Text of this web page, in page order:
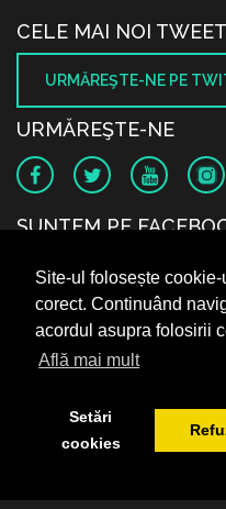
Site-ul folosește
corect. Continuând
acordul asupra folosirii
Află mai mult
Setări
cookies
CELE MAI NOI
URMĂREŞTE-NE PE
URMĂREŞTE-NE
SUNTEM PE